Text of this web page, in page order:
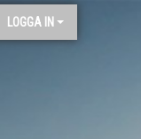
LOGGA IN